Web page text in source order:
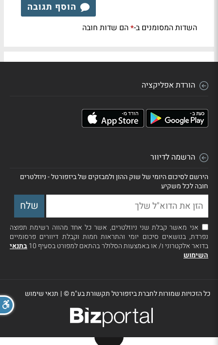
הוסף תגובה
השדות המסומנים ב-*הם שדות חובה
הורדת אפליקציה
הרשמה לדיוור
הירשם לסיכום היומי של שוק ההון ולמבזקים של ביזפורטל - ניוזלטרים
חובה לכל משקיע
אני מאשר קבלת שני ניוזלטרים, אשר כל אחד מהווה רשימת תפוצה
נפרדת, בנושאים סיכום יומי והתראות חמות וקבלת דיוורים פרסומיים
בדואר אלקטרוני ו/ או באמצעות הסלולר בהתאם למפורט בסעיף 10
בתנאי
השימוש
כל הזכויות שמורות לחברת ביזפורטל תקשורת בע"מ ©| תנאי שימוש